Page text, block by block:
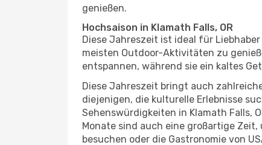
genießen.
Hochsaison in Klamath Falls, OR
Diese Jahreszeit ist ideal für
meisten Outdoor-Aktivitäten zu
entspannen, während sie ein kaltes
Diese Jahreszeit bringt auch
diejenigen, die kulturelle Erlebnisse
Sehenswürdigkeiten in Klamath Falls,
Monate sind auch eine großartige
besuchen oder die Gastronomie von